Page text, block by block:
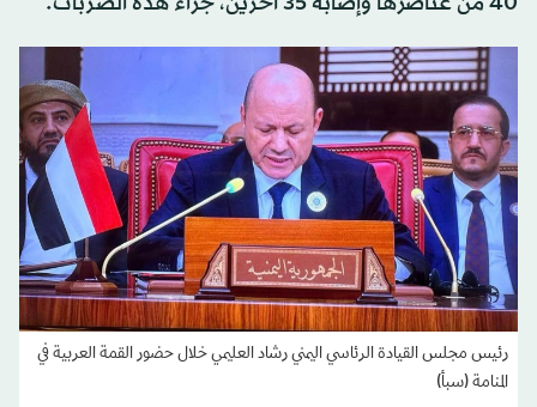
رئيس مجلس القيادة الرئاسي اليمني رشاد العليمي خلال حضور القمة العربية في
المنامة (سبأ)